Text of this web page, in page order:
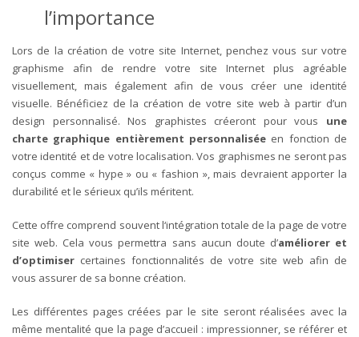
l’importance
Lors de la création de votre site Internet, penchez vous sur votre
graphisme afin de rendre votre site Internet plus agréable
visuellement, mais également afin de vous créer une identité
visuelle. Bénéficiez de la création de votre site web à partir d’un
design personnalisé. Nos graphistes créeront pour vous une
charte graphique entièrement personnalisée en fonction de
votre identité et de votre localisation. Vos graphismes ne seront pas
conçus comme « hype » ou « fashion », mais devraient apporter la
durabilité et le sérieux qu’ils méritent.
Cette offre comprend souvent l‘intégration totale de la page de votre
site web. Cela vous permettra sans aucun doute d’améliorer et
d’optimiser certaines fonctionnalités de votre site web afin de
vous assurer de sa bonne création.
Les différentes pages créées par le site seront réalisées avec la
même mentalité que la page d’accueil : impressionner, se référer et